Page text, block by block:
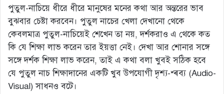
পুতুল-নাচিয়ে ধীরে ধীরে মানুষের মনের কথা আর অন্তরের ভাব
বুঝবার চেষ্টা করবেন। পুতুল নাচের খেলা দেখানো থেকে
কেবলমাত্র পুতুল-নাচিয়েই শেখেন তা নয়, দর্শকরাও এ থেকে কত
কি যে শিক্ষা লাভ করেন তার ইয়ত্তা নেই। দেখা আর শোনার সঙ্গে
সঙ্গে দর্শক শিক্ষা লাভ করেন, তাই এ কথা বলা খুবই সঠিক হবে
যে পুতুল নাচ শিক্ষাদানের একটি খুব উপযোগী দৃশ্য-শ্ৰব্য (Audio-
Visual) সাধনও বটে।